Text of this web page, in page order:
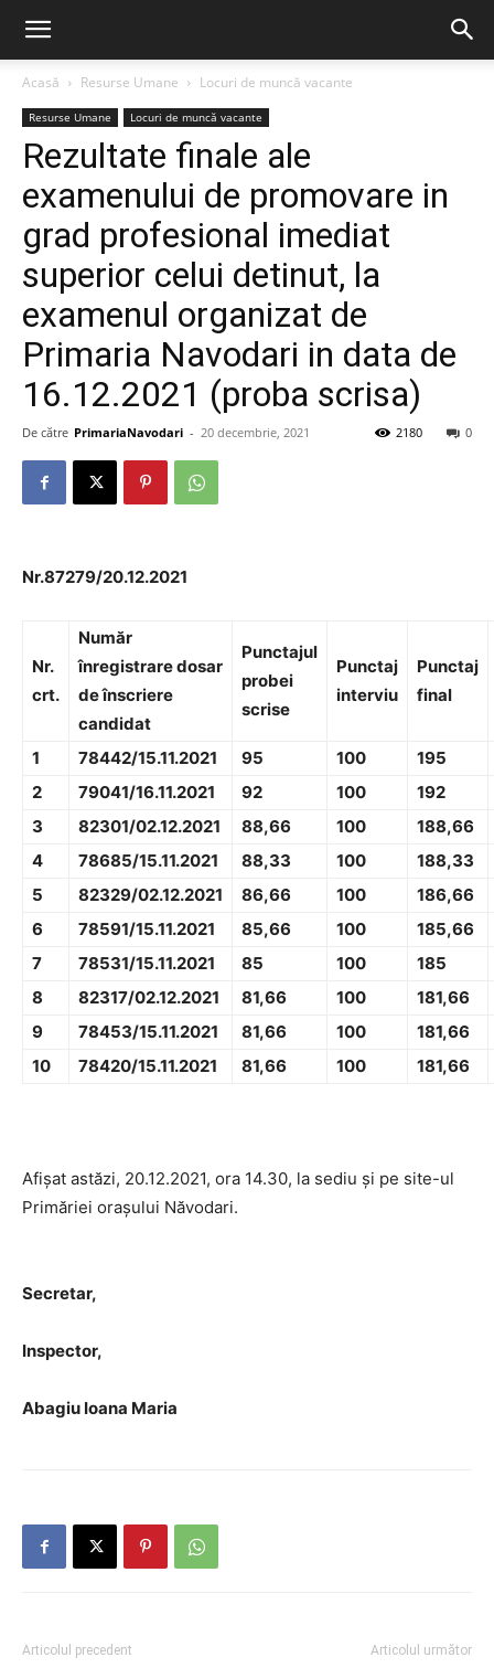
Acasă Resurse Umane Locuri de muncă vacante
Resurse Umane Locuri de muncă vacante
Rezultate finale ale
examenului de promovare in
grad profesional imediat
superior celui detinut, la
examenul organizat de
Primaria Navodari in data de
16.12.2021 (proba scrisa)
De către PrimariaNavodari - 20 decembrie, 2021 0
2180
Nr.87279/20.12.2021
Nr.
crt.
Număr
înregistrare dosar
de înscriere
candidat
Punctajul
probei
scrise
Punctaj
interviu
Punctaj
final
1 78442/15.11.2021 95 100
195
2
79041/16.11.2021 92 100
192
3
82301/02.12.2021 88,66 100
188,66
4
78685/15.11.2021 88,33 100
188,33
5
82329/02.12.2021 86,66 100
186,66
6
78591/15.11.2021 85,66 100
185,66
7
78531/15.11.2021 85 100
185
8
82317/02.12.2021 81,66 100
181,66
9
78453/15.11.2021 81,66 100
181,66
10
78420/15.11.2021 81,66 100 181,66
Afișat astăzi, 20.12.2021, ora 14.30, la sediu și pe site-ul
Primăriei orașului Năvodari.
Secretar,
Inspector,
Abagiu Ioana Maria
Articolul precedent Articolul următor